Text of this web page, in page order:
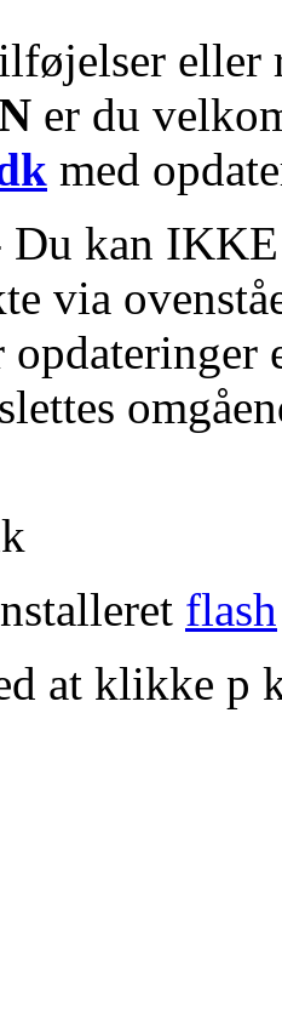
eller
er du
med
Du kan IKKE
via
flash
at klikke p